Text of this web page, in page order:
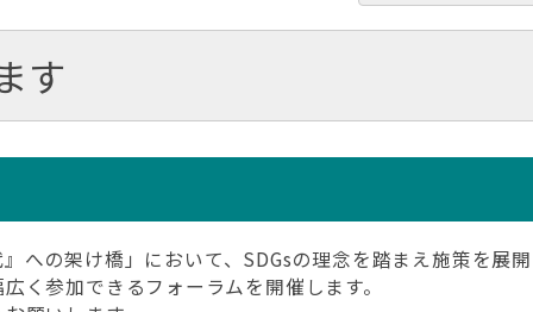
す
の架け橋」において、SDGsの理念を踏まえ施策を展
く参加できるフォーラムを開催します。